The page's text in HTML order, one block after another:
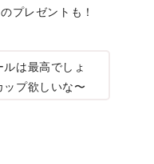
プレゼントも！
は最高でしょ
ップ欲しいな〜